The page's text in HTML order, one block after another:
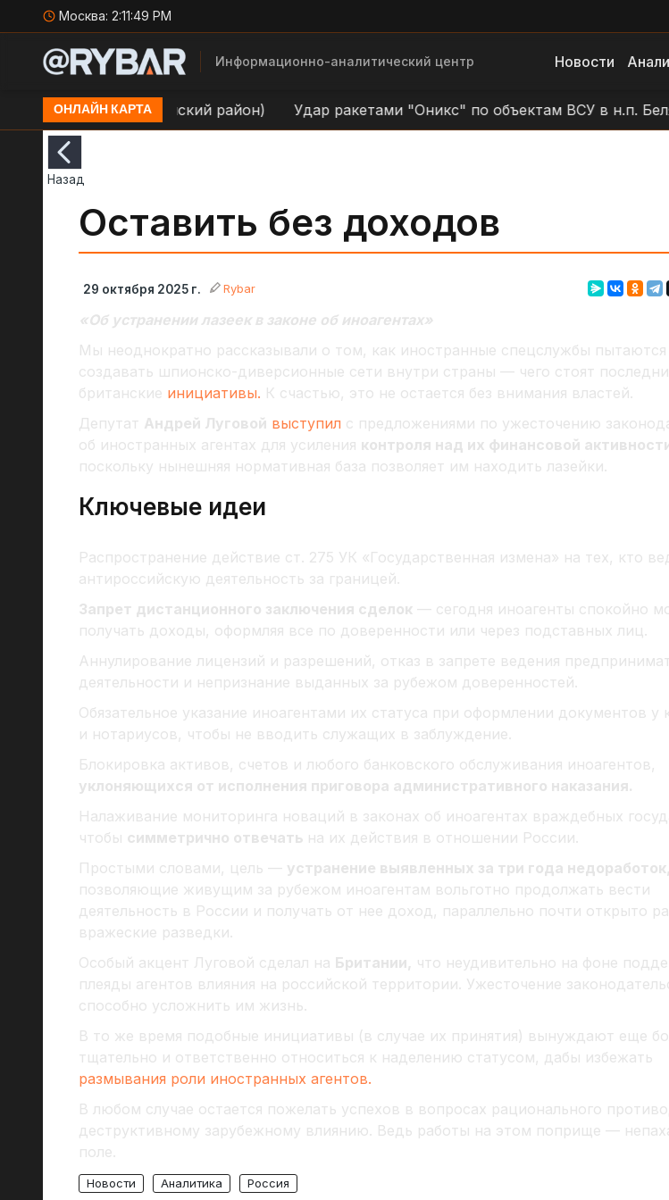
Москва: 2:11:50 PM
Информационно-аналитический центр Новости
ОНЛАЙН КАРТА
н.п. Киев (Оболонский район) Удар ракетами "Оникс" по объектам ВСУ в н.п. Беляры
Назад
Оставить без доходов
29 октября 2025 г. Rybar
«Об устранении лазеек в законе об иноагентах»
Мы неоднократно рассказывали о том, как иностранные спецслужбы пытаются
создавать шпионско-диверсионные сети внутри страны — чего стоят
британские инициативы. К счастью, это не остается без внимания властей.
Депутат Андрей Луговой выступил с предложениями по ужесточению
об иностранных агентах для усиления контроля над их финансовой
поскольку нынешняя нормативная база позволяет им находить лазейки.
Ключевые идеи
Распространение действие ст. 275 УК «Государственная измена» на тех, кто
антироссийскую деятельность за границей.
Запрет дистанционного заключения сделок — сегодня иноагенты спокойно
получать доходы, оформляя все по доверенности или через подставных лиц.
Аннулирование лицензий и разрешений, отказ в запрете ведения
деятельности и непризнание выданных за рубежом доверенностей.
Обязательное указание иноагентами их статуса при оформлении документов у
и нотариусов, чтобы не вводить служащих в заблуждение.
Блокировка активов, счетов и любого банковского обслуживания иноагентов,
уклоняющихся от исполнения приговора административного наказания.
Налаживание мониторинга новаций в законах об иноагентах враждебных
чтобы симметрично отвечать на их действия в отношении России.
Простыми словами, цель — устранение выявленных за три года недоработок,
позволяющие живущим за рубежом иноагентам вольготно продолжать вести
деятельность в России и получать от нее доход, параллельно почти открыто
вражеские разведки.
Особый акцент Луговой сделал на Британии, что неудивительно на фоне
плеяды агентов влияния на российской территории. Ужесточение
способно усложнить им жизнь.
В то же время подобные инициативы (в случае их принятия) вынуждают еще
тщательно и ответственно относиться к наделению статусом, дабы избежать
размывания роли иностранных агентов.
В любом случае остается пожелать успехов в вопросах рационального
деструктивному зарубежному влиянию. Ведь работы на этом поприще —
поле.
Новости Аналитика Россия